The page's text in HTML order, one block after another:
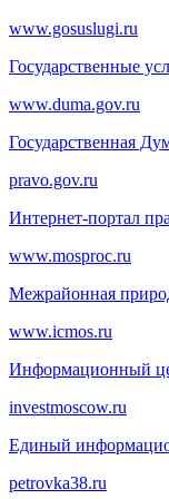
www.gosuslugi.ru
Государственные
www.duma.gov.ru
Государственная
pravo.gov.ru
Интернет-портал
www.mosproc.ru
Межрайонная
www.icmos.ru
Информационный
investmoscow.ru
Единый
petrovka38.ru